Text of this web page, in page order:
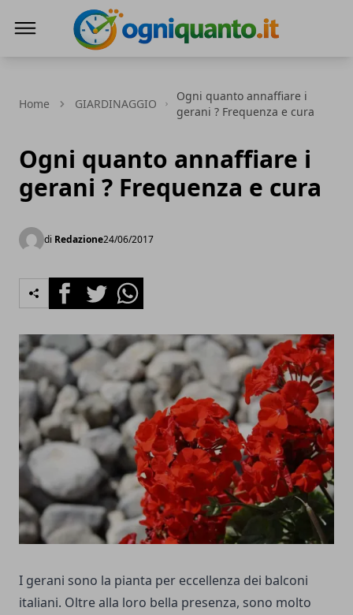
Home GIARDINAGGIO
Ogni quanto annaffiare i
gerani ? Frequenza e cura
Ogni quanto annaffiare i
gerani ? Frequenza e cura
di Redazione24/06/2017
FacebookTwitterWhatsapp
I gerani sono la pianta per eccellenza dei balconi
italiani. Oltre alla loro bella presenza, sono molto